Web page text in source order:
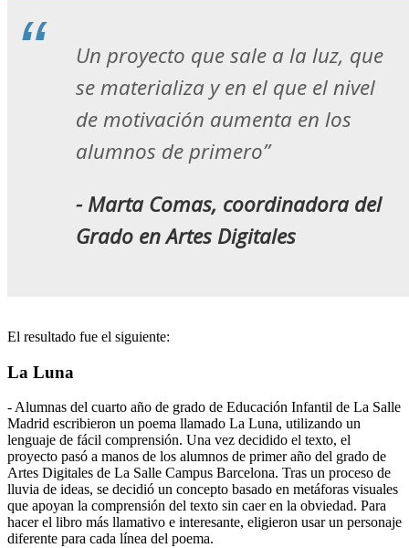
Un proyecto que sale a la luz, que
se materializa y en el que el nivel
de motivación aumenta en los
alumnos de primero”
- Marta Comas, coordinadora del
Grado en Artes Digitales
El resultado fue el siguiente:
La Luna
- Alumnas del cuarto año de grado de Educación Infantil de La Salle
Madrid escribieron un poema llamado La Luna, utilizando un
lenguaje de fácil comprensión. Una vez decidido el texto, el
proyecto pasó a manos de los alumnos de primer año del grado de
Artes Digitales de La Salle Campus Barcelona. Tras un proceso de
lluvia de ideas, se decidió un concepto basado en metáforas visuales
que apoyan la comprensión del texto sin caer en la obviedad. Para
hacer el libro más llamativo e interesante, eligieron usar un personaje
diferente para cada línea del poema.